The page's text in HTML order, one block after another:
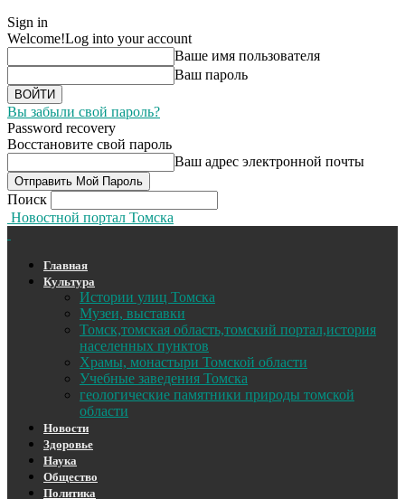
Sign in
Welcome!Log into your account
Ваше имя пользователя
Ваш пароль
Вы забыли свой пароль?
Password recovery
Восстановите свой пароль
Ваш адрес электронной почты
Поиск
Новостной портал Томска
Главная
Культура
Истории улиц Томска
Музеи, выставки
Томск,томская область,томский портал,история
населенных пунктов
Храмы, монастыри Томской области
Учебные заведения Томска
геологические памятники природы томской
области
Новости
Здоровье
Наука
Общество
Политика